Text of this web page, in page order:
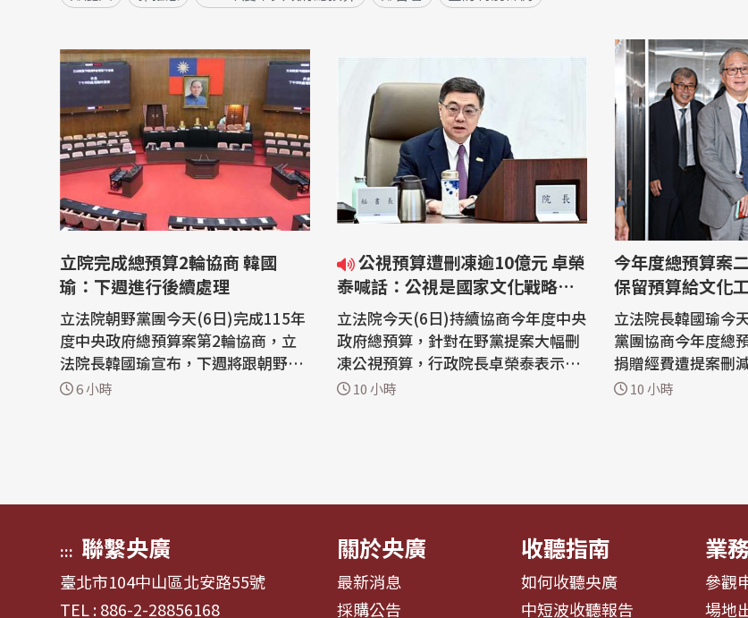
立院完成總預算2輪協商 韓國
瑜：下週進行後續處理
立法院朝野黨團今天(6日)完成115年
度中央政府總預算案第2輪協商，立
法院長韓國瑜宣布，下週將跟朝野黨
團確認，並視情況進行後續處理，看
6 小時
公視預算遭刪凍逾10億元 卓榮
泰喊話：公視是國家文化戰略關
鍵角色
立法院今天(6日)持續協商今年度中央
政府總預算，針對在野黨提案大幅刪
凍公視預算，行政院長卓榮泰表示，
公共媒體是國家文化韌性及影視產業
10 小時
今年度總預算案
保留預算給文化
立法院長韓國瑜今
黨團協商今年度總
捐贈經費遭提案刪
10億元，文化部長
10 小時
::: 聯繫央廣
臺北市104中山區北安路55號
TEL : 886-2-28856168
關於央廣
最新消息
採購公告
收聽指南
如何收聽央廣
中短波收聽報告
業
參觀
場地